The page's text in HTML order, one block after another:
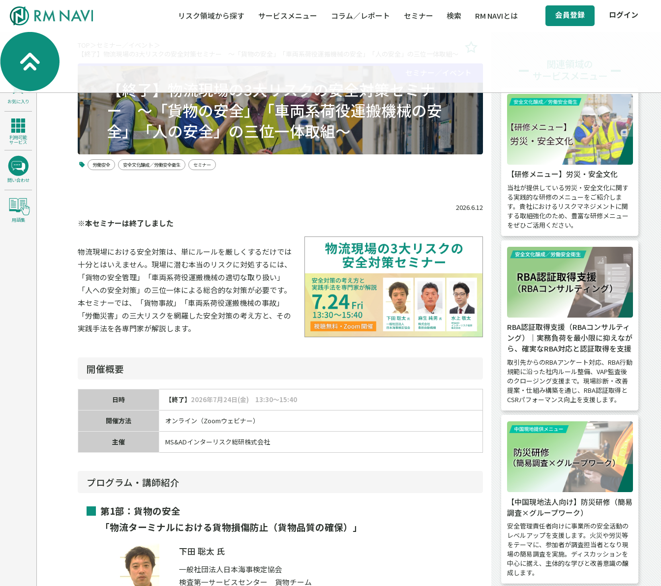
リスク領域から探す サービスメニュー コラム／レポート セミナー 検索 RM NAVIとは 会員登録 ログイン
BCP／BCM（事業継続マネジメント）
サステナビリティ経営支援
人権・人的資本課題解決支援
安全文化醸成／労働安全衛生
医療／介護／障害福祉／子ども・児童福祉等
全社的リスク管理（ERM）
危機管理
製品安全・食品安全
コンプライアンス・内部統制 海外
検索
お気に入り
利用可能
サービス
問い合わせ
用語集
【終了】物流現場の3大リスクの安全対策セミナ
ー ～「貨物の安全」「車両系荷役運搬機械の安
全」「人の安全」の三位一体取組～
労働安全 安全文化醸成／労働安全衛生 セミナー
2026.6.12
※本セミナーは終了しました
物流現場における安全対策は、単にルールを厳しくするだけでは
十分とはいえません。現場に潜む本当のリスクに対処するには、
「貨物の安全管理」「車両系荷役運搬機械の適切な取り扱い」
「人への安全対策」の三位一体による総合的な対策が必要です。
本セミナーでは、「貨物事故」「車両系荷役運搬機械の事故」
「労働災害」の三大リスクを網羅した安全対策の考え方と、その
実践手法を各専門家が解説します。
開催概要
日時 【終了】 2026年7月24日(金) 13:30～15:40
開催方法 オンライン（Zoomウェビナー）
主催 MS&ADインターリスク総研株式会社
プログラム・講師紹介
第1部：貨物の安全
「物流ターミナルにおける貨物損傷防止（貨物品質の確保）」
下田 聡太 氏
一般社団法人日本海事検定協会
検査第一サービスセンター 貨物チーム
【研修メニュー】労災・安全文化
当社が提供している労災・安全文化に関す
る実践的な研修のメニューをご紹介しま
す。貴社におけるリスクマネジメントに関
する取組強化のため、豊富な研修メニュー
をぜひご活用ください。
RBA認証取得支援（RBAコンサルティ
ング）｜実務負荷を最小限に抑えなが
ら、確実なRBA対応と認証取得を支援
取引先からのRBAアンケート対応、RBA行動
規範に沿った社内ルール整備、VAP監査後
のクロージング支援まで。現場診断・改善
提案・仕組み構築を通じ、RBA認証取得と
CSRパフォーマンス向上を支援します。
【中国現地法人向け】防災研修（簡易
調査×グループワーク）
安全管理責任者向けに事業所の安全活動の
レベルアップを支援します。火災や労災等
をテーマに、参加者が調査担当者となり現
場の簡易調査を実施。ディスカッションを
中心に据え、主体的な学びと改善意識の醸
成します。